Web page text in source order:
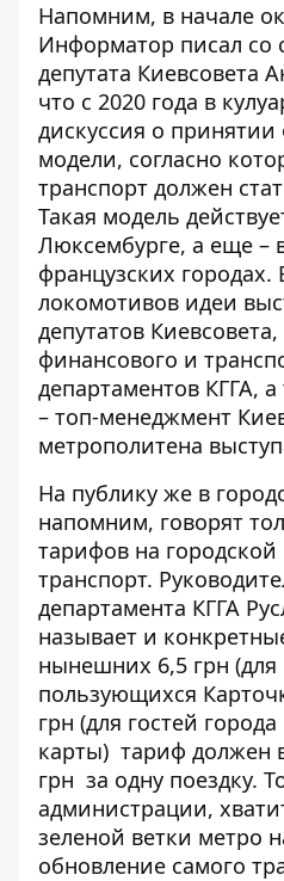
Напомним, в начале
Информатор писал со
депутата Киевсовета
что с 2020 года в
дискуссия о
модели, согласно
транспорт должен
Такая модель
Люксембурге, а еще –
французских городах.
локомотивов идеи
депутатов
финансового и
департаментов КГГА,
– топ-менеджмент
метрополитена
На публику же в
напомним, говорят
тарифов на
транспорт.
департамента КГГА
называет и
нынешних 6,5 грн (для
пользующихся
грн (для гостей
карты) тариф должен
грн за одну поездку.
администрации,
зеленой ветки метро
обновление самого